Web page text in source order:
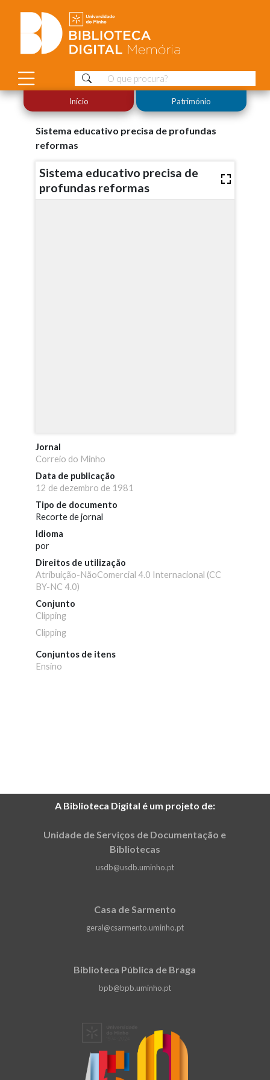
Início Património
Sistema educativo precisa de profundas
reformas
Sistema educativo precisa de
profundas reformas
Jornal
Correio do Minho
Data de publicação
12 de dezembro de 1981
Tipo de documento
Recorte de jornal
Idioma
por
Direitos de utilização
Atribuição-NãoComercial 4.0 Internacional (CC
BY-NC 4.0)
Conjunto
Clipping
Clipping
Conjuntos de itens
Ensino
A Biblioteca Digital é um projeto de:
Unidade de Serviços de Documentação e
Bibliotecas
usdb@usdb.uminho.pt
Casa de Sarmento
geral@csarmento.uminho.pt
Biblioteca Pública de Braga
bpb@bpb.uminho.pt